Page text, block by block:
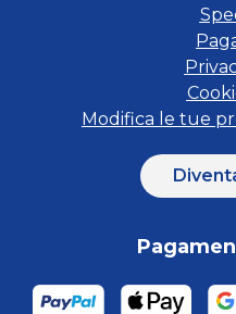
Modifica le tue